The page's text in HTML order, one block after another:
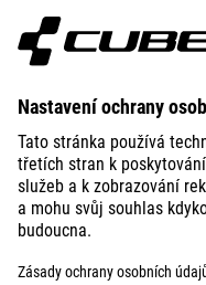
ABOUT US
EXPLORE